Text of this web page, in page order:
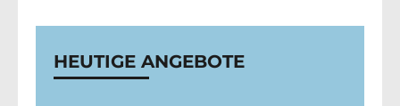
HEUTIGE ANGEBOTE